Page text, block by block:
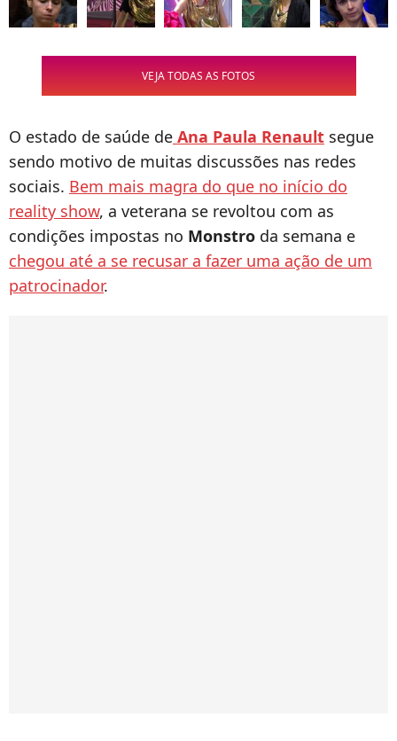
VEJA TODAS AS FOTOS
O estado de saúde de Ana Paula Renault segue
sendo motivo de muitas discussões nas redes
sociais. Bem mais magra do que no início do
reality show, a veterana se revoltou com as
condições impostas no Monstro da semana e
chegou até a se recusar a fazer uma ação de um
patrocinador.